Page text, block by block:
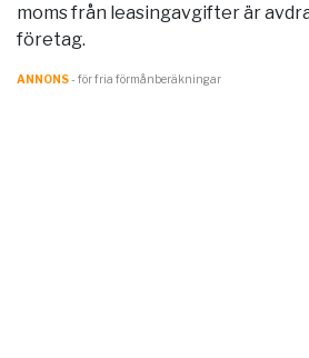
moms från leasingavgifter är
företag.
ANNONS- för fria förmånberäkningar